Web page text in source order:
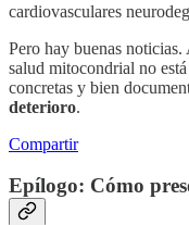
cardiovasculares
Pero hay buenas
salud mitocondrial no
concretas y bien
deterioro.
Compartir
Epílogo: Cómo